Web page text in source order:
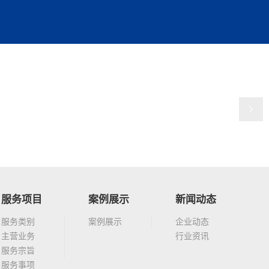
服务项目
服务类别
主营业务
服务宗旨
服务事项
案例展示
案例展示
新闻动态
企业动态
行业资讯